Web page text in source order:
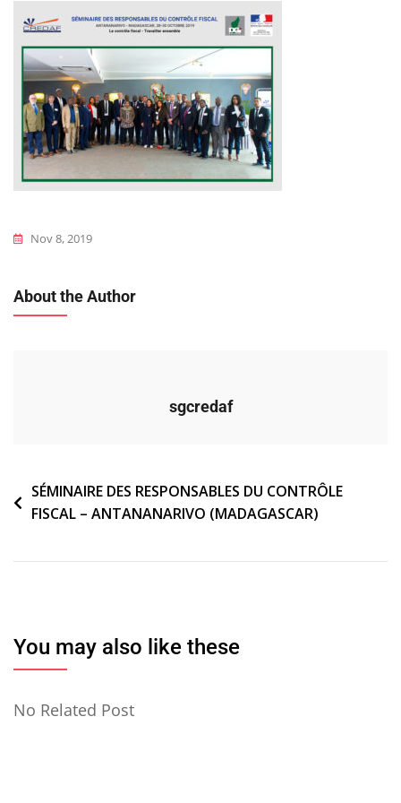
Nov 8, 2019
About the Author
sgcredaf
Navigation
de
SÉMINAIRE DES RESPONSABLES DU CONTRÔLE
FISCAL – ANTANANARIVO (MADAGASCAR)
You may also like these
No Related Post